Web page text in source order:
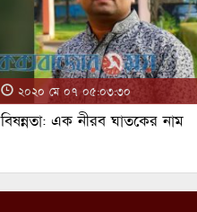
২০২০ মে ০৭ ০৫:০৩:৩০
বিষন্নতা: এক নীরব ঘাতকের নাম